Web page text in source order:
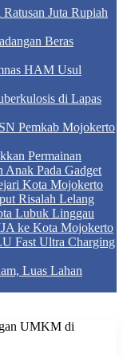
Juta Rupiah
Beras
HAM Usul
di Lapas
Pemkab Mojokerto
Permainan
Pada Gadget
Kota Mojokerto
Risalah Lelang
Lubuk Linggau
ke Kota Mojokerto
Fast Ultra Charging
Luas Lahan
UMKM di